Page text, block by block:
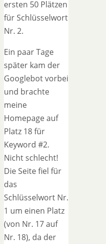
ersten 50 Plätzen
für Schlüsselwort
Nr. 2.
Ein paar Tage
später kam der
Googlebot vorbei
und brachte
meine
Homepage auf
Platz 18 für
Keyword #2.
Nicht schlecht!
Die Seite fiel für
das
Schlüsselwort Nr.
1 um einen Platz
(von Nr. 17 auf
Nr. 18), da der